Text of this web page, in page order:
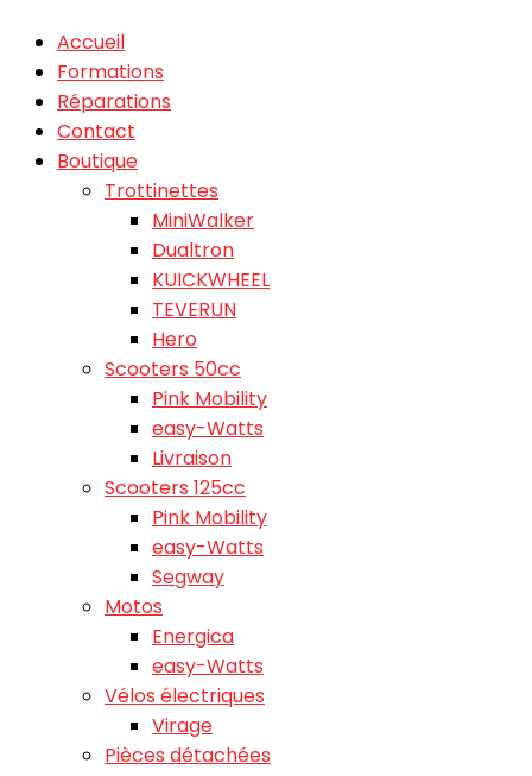
Accueil
Formations
Réparations
Contact
Boutique
Trottinettes
MiniWalker
Dualtron
KUICKWHEEL
TEVERUN
Hero
Scooters 50cc
Pink Mobility
easy-Watts
Livraison
Scooters 125cc
Pink Mobility
easy-Watts
Segway
Motos
Energica
easy-Watts
Vélos électriques
Virage
Pièces détachées